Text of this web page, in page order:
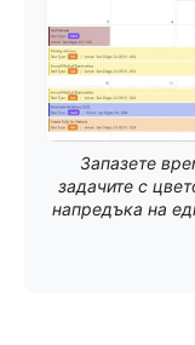
Запазете
задачите с
напредъка на